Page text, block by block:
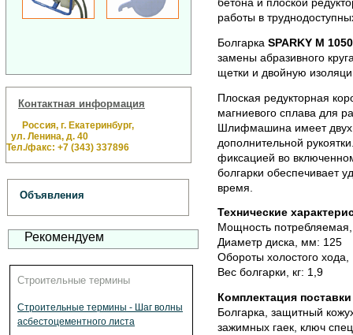
Контактная информация
Россия, г. Екатеринбург,
ул. Ленина, д. 40
Тел./факс: +7 (343) 337896
Объявления
Рекомендуем
Строительные термины
Строительные термины - Шаг волны
асбестоцементного листа
работы в
Болгарка SPARKY M 1050
замены абразивного
щетки и двойную
Плоская редукторная
магниевого сплава для
Шлифмашина имеет
дополнительной
фиксацией во
болгарки обеспечивает
время.
Технические
Мощность
Диаметр диска, мм: 125
Обороты холостого
Вес болгарки, кг: 1,9
Комплектация
Болгарка, защитный
зажимных гаек, ключ